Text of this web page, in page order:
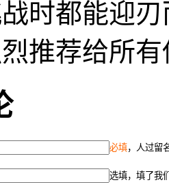
时都能迎
推荐给所
必填，人过留
选填，填了我